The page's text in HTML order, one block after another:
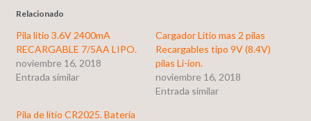
Relacionado
Pila litio 3.6V 2400mA
RECARGABLE 7/5AA LIPO.
noviembre 16, 2018
Entrada similar
Cargador Litio mas 2 pilas
Recargables tipo 9V (8.4V)
pilas Li-ion.
noviembre 16, 2018
Entrada similar
Pila de litio CR2025. Bateria